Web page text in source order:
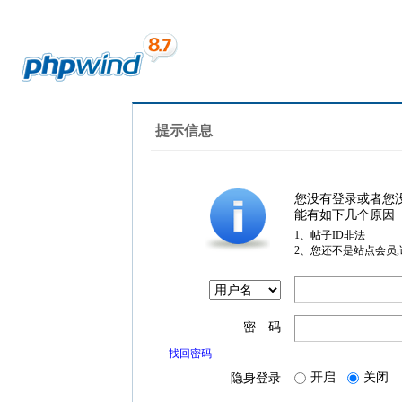
提示信息
您没有登录或者您
能有如下几个原因
1、帖子ID非法
2、您还不是站点会员
密 码
找回密码
隐身登录 开启 关闭